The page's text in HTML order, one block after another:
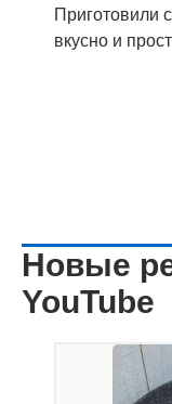
Приготовили
вкусно и
Новые
YouTube